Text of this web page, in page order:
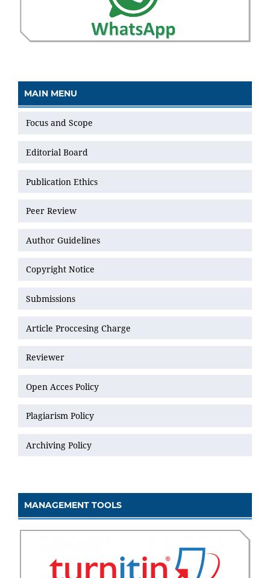
MAIN MENU
Focus and Scope
Editorial Board
Publication Ethics
Peer Review
Author Guidelines
Copyright Notice
Submissions
Article Proccesing Charge
Reviewer
Open Acces Policy
Plagiarism Policy
Archiving Policy
MANAGEMENT TOOLS